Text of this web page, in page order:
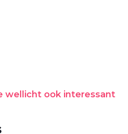
wellicht ook interessant